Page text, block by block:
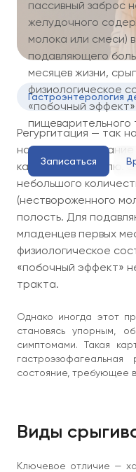
пассивный заброс
желудочного
молока или смеси)
подавляющего
месяцев жизни,
физиологическое
«побочный
пищеварительного
Записаться
Гастроэнтерология
Регургитация — так
называют
каждому родителю.
небольшого
(нествороженного
полость. Для
младенцев первых
физиологическое
«побочный эффект»
тракта.
Однако иногда этот
становясь упорным,
симптомами. Такая
состояние, требующее
Виды
Ключевое отличие —